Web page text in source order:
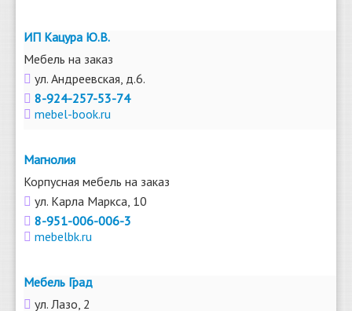
ИП Кацура Ю.В.
Мебель на заказ
ул. Андреевская, д.6.
8-924-257-53-74
mebel-book.ru
Магнолия
Корпусная мебель на заказ
ул. Карла Маркса, 10
8-951-006-006-3
mebelbk.ru
Мебель Град
ул. Лазо, 2